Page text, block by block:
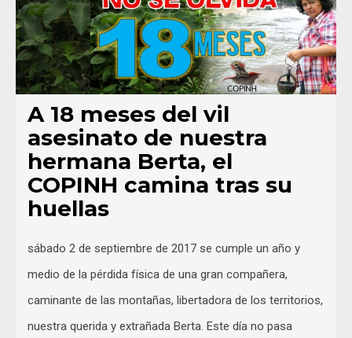
A 18 meses del vil
asesinato de nuestra
hermana Berta, el
COPINH camina tras su
huellas
sábado 2 de septiembre de 2017 se cumple un año y
medio de la pérdida física de una gran compañera,
caminante de las montañas, libertadora de los territorios,
nuestra querida y extrañada Berta. Este día no pasa